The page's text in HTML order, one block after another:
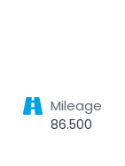
Mileage
86.500